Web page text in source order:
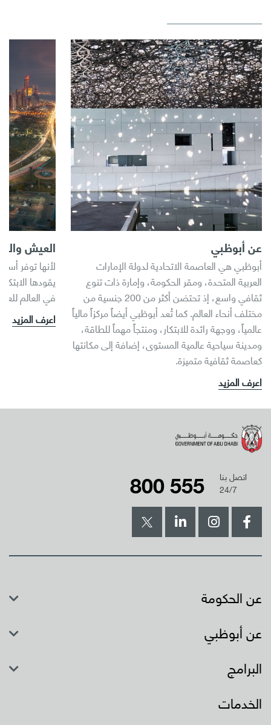
عن أبوظبي
أبوظبي هي العاصمة الاتحادية لدولة الإمارات
العربية المتحدة، ومقر الحكومة، وإمارة ذات تنوع
ثقافي واسع، إذ تحتضن أكثر من 200 جنسية من
مختلف أنحاء العالم. كما تُعد أبوظبي أيضاً مركزاً مالياً
عالمياً، ووجهة رائدة للابتكار، ومنتجاً مهماً للطاقة،
ومدينة سياحية عالمية المستوى، إضافة إلى مكانتها
كعاصمة ثقافية متميزة.
اعرف المزيد
العيش
لأنها توفر
يقودها
في العالم
اعرف المزيد
اتصل بنا
24/7
800 555
عن الحكومة
عن أبوظبي
البرامج
الخدمات